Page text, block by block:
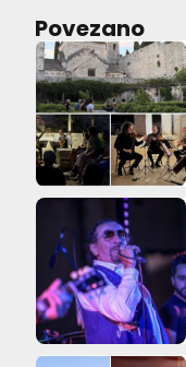
Povezano